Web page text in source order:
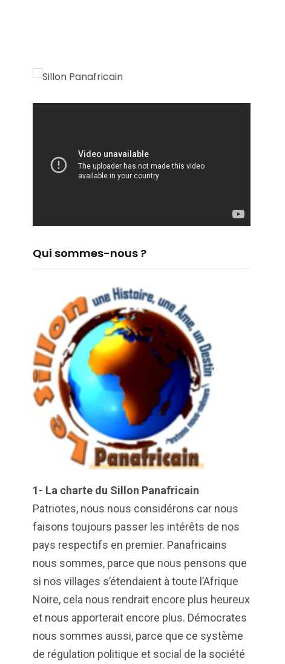
Qui sommes-nous ?
1- La charte du Sillon Panafricain
Patriotes, nous nous considérons car nous
faisons toujours passer les intérêts de nos
pays respectifs en premier. Panafricains
nous sommes, parce que nous pensons que
si nos villages s’étendaient à toute l’Afrique
Noire, cela nous rendrait encore plus heureux
et nous apporterait encore plus. Démocrates
nous sommes aussi, parce que ce système
de régulation politique et social de la société